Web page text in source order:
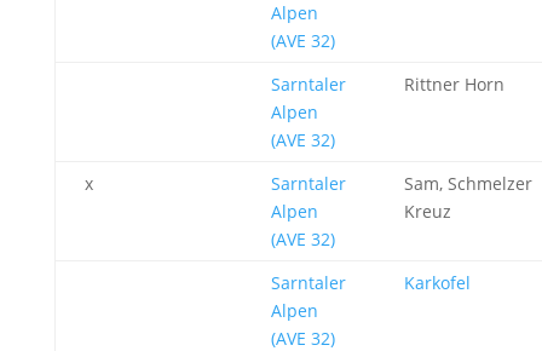
Alpen
(AVE 32)
Sarntaler
Alpen
(AVE 32)
Rittner Horn
x
Sarntaler
Alpen
(AVE 32)
Sam, Schmelzer
Kreuz
Sarntaler
Alpen
(AVE 32)
Karkofel